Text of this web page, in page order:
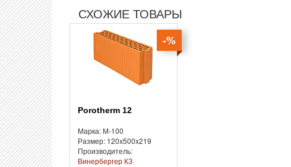
СХОЖИЕ ТОВАРЫ
-%
Porotherm 12
Марка: М-100
Размер: 120x500x219
Производитель:
Винербергер КЗ